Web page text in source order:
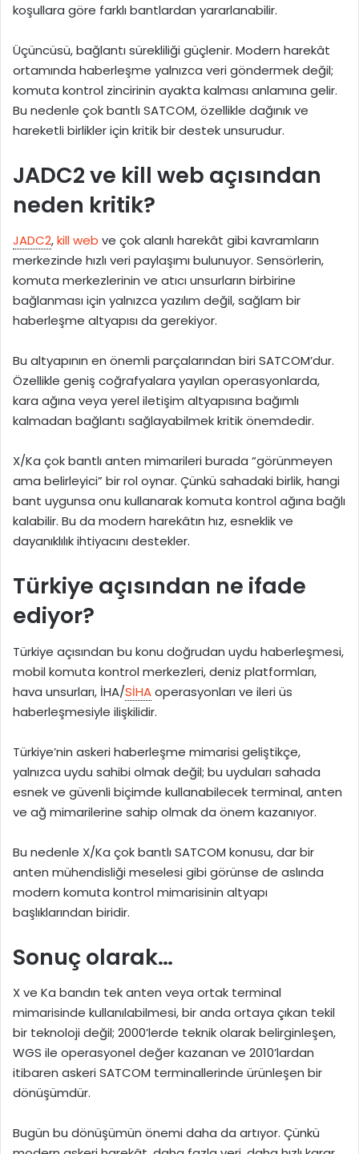
koşullara göre farklı bantlardan yararlanabilir.
Üçüncüsü, bağlantı sürekliliği güçlenir. Modern harekât
ortamında haberleşme yalnızca veri göndermek değil;
komuta kontrol zincirinin ayakta kalması anlamına gelir.
Bu nedenle çok bantlı SATCOM, özellikle dağınık ve
hareketli birlikler için kritik bir destek unsurudur.
JADC2 ve kill web açısından
neden kritik?
JADC2,kill web ve çok alanlı harekât gibi kavramların
merkezinde hızlı veri paylaşımı bulunuyor. Sensörlerin,
komuta merkezlerinin ve atıcı unsurların birbirine
bağlanması için yalnızca yazılım değil, sağlam bir
haberleşme altyapısı da gerekiyor.
Bu altyapının en önemli parçalarından biri SATCOM’dur.
Özellikle geniş coğrafyalara yayılan operasyonlarda,
kara ağına veya yerel iletişim altyapısına bağımlı
kalmadan bağlantı sağlayabilmek kritik önemdedir.
X/Ka çok bantlı anten mimarileri burada “görünmeyen
ama belirleyici” bir rol oynar. Çünkü sahadaki birlik, hangi
bant uygunsa onu kullanarak komuta kontrol ağına bağlı
kalabilir. Bu da modern harekâtın hız, esneklik ve
dayanıklılık ihtiyacını destekler.
Türkiye açısından ne ifade
ediyor?
Türkiye açısından bu konu doğrudan uydu haberleşmesi,
mobil komuta kontrol merkezleri, deniz platformları,
hava unsurları, İHA/SİHAoperasyonları ve ileri üs
haberleşmesiyle ilişkilidir.
Türkiye’nin askeri haberleşme mimarisi geliştikçe,
yalnızca uydu sahibi olmak değil; bu uyduları sahada
esnek ve güvenli biçimde kullanabilecek terminal, anten
ve ağ mimarilerine sahip olmak da önem kazanıyor.
Bu nedenle X/Ka çok bantlı SATCOM konusu, dar bir
anten mühendisliği meselesi gibi görünse de aslında
modern komuta kontrol mimarisinin altyapı
başlıklarından biridir.
Sonuç olarak…
X ve Ka bandın tek anten veya ortak terminal
mimarisinde kullanılabilmesi, bir anda ortaya çıkan tekil
bir teknoloji değil; 2000’lerde teknik olarak belirginleşen,
WGS ile operasyonel değer kazanan ve 2010’lardan
itibaren askeri SATCOM terminallerinde ürünleşen bir
dönüşümdür.
Bugün bu dönüşümün önemi daha da artıyor. Çünkü